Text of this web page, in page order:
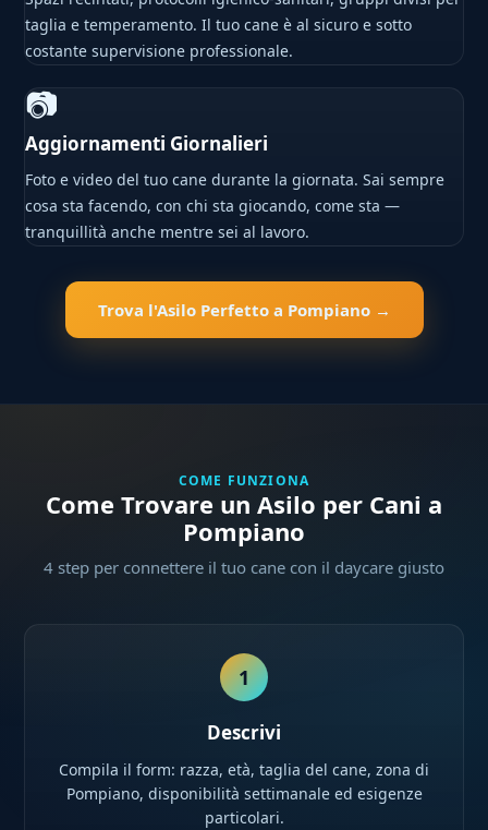
taglia e temperamento. Il tuo cane è al sicuro e sotto
costante supervisione professionale.
📷
Aggiornamenti Giornalieri
Foto e video del tuo cane durante la giornata. Sai sempre
cosa sta facendo, con chi sta giocando, come sta —
tranquillità anche mentre sei al lavoro.
Trova l'Asilo Perfetto a Pompiano →
COME FUNZIONA
Come Trovare un Asilo per Cani a
Pompiano
4 step per connettere il tuo cane con il daycare giusto
1
Descrivi
Compila il form: razza, età, taglia del cane, zona di
Pompiano, disponibilità settimanale ed esigenze
particolari.